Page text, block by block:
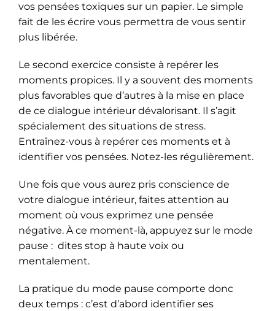
vos pensées toxiques sur un papier. Le simple
fait de les écrire vous permettra de vous sentir
plus libérée.
Le second exercice consiste à repérer les
moments propices. Il y a souvent des moments
plus favorables que d’autres à la mise en place
de ce dialogue intérieur dévalorisant. Il s’agit
spécialement des situations de stress.
Entraînez-vous à repérer ces moments et à
identifier vos pensées. Notez-les régulièrement.
Une fois que vous aurez pris conscience de
votre dialogue intérieur, faites attention au
moment où vous exprimez une pensée
négative. À ce moment-là, appuyez sur le mode
pause : dites stop à haute voix ou
mentalement.
La pratique du mode pause comporte donc
deux temps : c’est d’abord identifier ses